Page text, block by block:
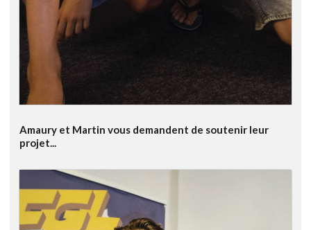
Amaury et Martin vous demandent de soutenir leur
projet...